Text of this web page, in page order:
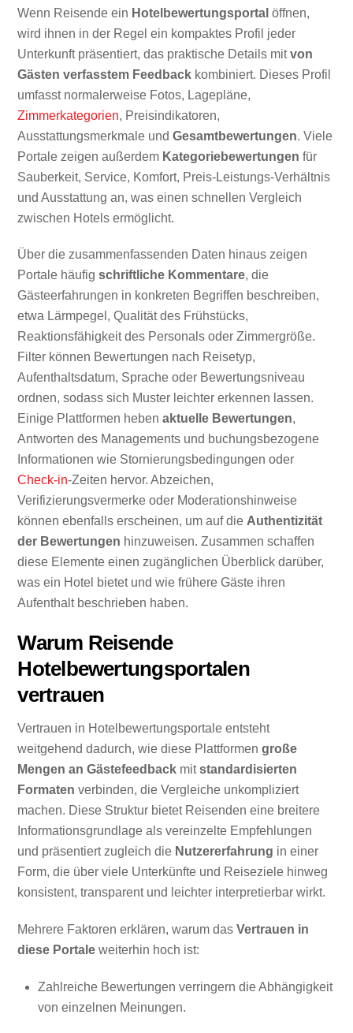
Wenn Reisende ein Hotelbewertungsportal öffnen,
wird ihnen in der Regel ein kompaktes Profil jeder
Unterkunft präsentiert, das praktische Details mitvon
Gästen verfasstem Feedback kombiniert. Dieses Profil
umfasst normalerweise Fotos, Lagepläne,
Zimmerkategorien, Preisindikatoren,
Ausstattungsmerkmale undGesamtbewertungen. Viele
Portale zeigen außerdem Kategoriebewertungen für
Sauberkeit, Service, Komfort, Preis-Leistungs-Verhältnis
und Ausstattung an, was einen schnellen Vergleich
zwischen Hotels ermöglicht.
Über die zusammenfassenden Daten hinaus zeigen
Portale häufigschriftliche Kommentare, die
Gästeerfahrungen in konkreten Begriffen beschreiben,
etwa Lärmpegel, Qualität des Frühstücks,
Reaktionsfähigkeit des Personals oder Zimmergröße.
Filter können Bewertungen nach Reisetyp,
Aufenthaltsdatum, Sprache oder Bewertungsniveau
ordnen, sodass sich Muster leichter erkennen lassen.
Einige Plattformen hebenaktuelle Bewertungen,
Antworten des Managements und buchungsbezogene
Informationen wie Stornierungsbedingungen oder
Check-in-Zeiten hervor. Abzeichen,
Verifizierungsvermerke oder Moderationshinweise
können ebenfalls erscheinen, um auf dieAuthentizität
der Bewertungen hinzuweisen. Zusammen schaffen
diese Elemente einen zugänglichen Überblick darüber,
was ein Hotel bietet und wie frühere Gäste ihren
Aufenthalt beschrieben haben.
Warum Reisende
Hotelbewertungsportalen
vertrauen
Vertrauen in Hotelbewertungsportale entsteht
weitgehend dadurch, wie diese Plattformengroße
Mengen an Gästefeedback mitstandardisierten
Formaten verbinden, die Vergleiche unkompliziert
machen. Diese Struktur bietet Reisenden eine breitere
Informationsgrundlage als vereinzelte Empfehlungen
und präsentiert zugleich die Nutzererfahrung in einer
Form, die über viele Unterkünfte und Reiseziele hinweg
konsistent, transparent und leichter interpretierbar wirkt.
Mehrere Faktoren erklären, warum dasVertrauen in
diese Portale weiterhin hoch ist:
Zahlreiche Bewertungen verringern die Abhängigkeit
von einzelnen Meinungen.